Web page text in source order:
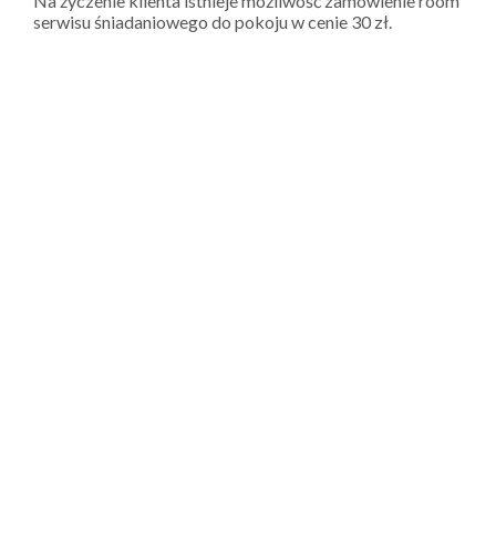
serwisu śniadaniowego do pokoju w cenie 30 zł.